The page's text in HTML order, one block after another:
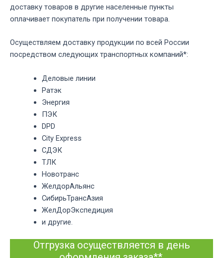
доставку товаров в другие населенные пункты
оплачивает покупатель при получении товара.
Осуществляем доставку продукции по всей России
посредством следующих транспортных компаний*:
Деловые линии
Ратэк
Энергия
ПЭК
DPD
City Express
СДЭК
ТЛК
Новотранс
ЖелдорАльянс
СибирьТрансАзия
ЖелДорЭкспедиция
и другие.
Отгрузка осуществляется в день